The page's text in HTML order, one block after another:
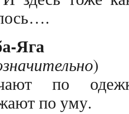
Яга
)
по
по уму.